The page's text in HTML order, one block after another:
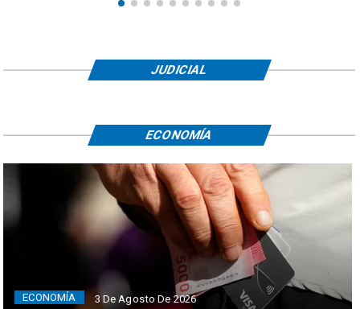
JUDICIAL
ECONOMÍA 3 De Agosto De 2026
ECONOMÍA